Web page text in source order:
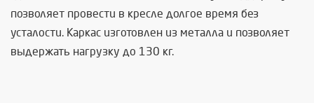
позволяет провести в кресле долгое время без
усталости. Каркас изготовлен из металла и позволяет
выдержать нагрузку до 130 кг.